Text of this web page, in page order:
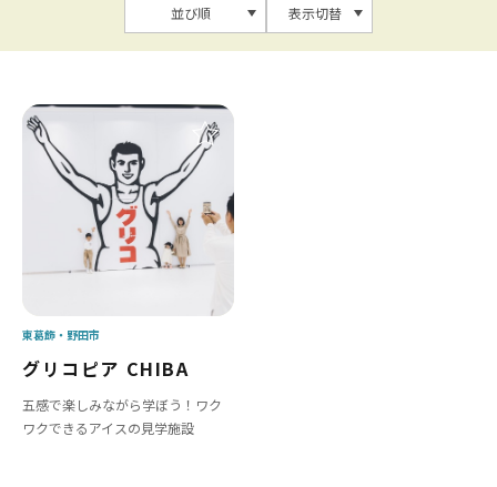
並び順 表示切替
グリコピア CHIBA
五感で楽しみながら学ぼう！ワク
ワクできるアイスの見学施設
東葛飾 野田市